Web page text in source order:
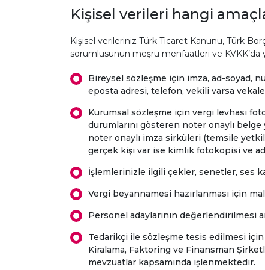
Kişisel verileri hangi
Kişisel verileriniz Türk Ticaret Kanunu, Türk
sorumlusunun meşru menfaatleri ve KVKK’da
Bireysel sözleşme için imza, ad-soyad,
eposta adresi, telefon, vekili varsa
Kurumsal sözleşme için vergi levhası
durumlarını gösteren noter onaylı
noter onaylı imza sirküleri (temsile
gerçek kişi var ise kimlik fotokopisi ve
İşlemlerinizle ilgili çekler, senetler, ses
Vergi beyannamesi hazırlanması için
Personel adaylarının değerlendirilmesi
Tedarikçi ile sözleşme tesis edilmesi
Kiralama, Faktoring ve Finansman
mevzuatlar kapsamında işlenmektedir.